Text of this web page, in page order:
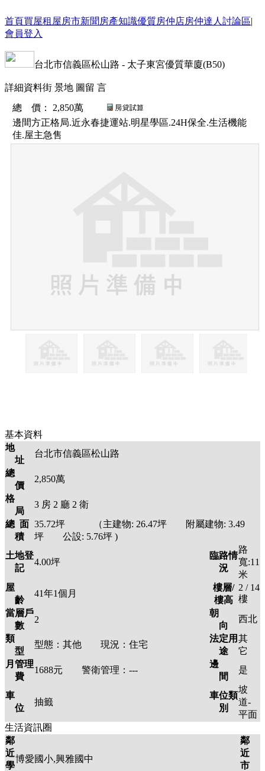
首頁買屋租屋房市新聞 房產知識優質房仲店房仲達人 討論區|
會員登入
台北市信義區松山路 - 太子東宮優質華廈(B50)
詳細資料街 景地 圖 留 言
總 價 ：
2,850萬
邊間方正格局.近永春捷運站.明星學區.24H保全.生活機能
佳.屋主急售
基本資料
地
址
台北市信義區松山路
總
價
2,850萬
格
局
3 房 2 廳 2 衛
總 面
積
35.72坪 （主建物: 26.47坪 附屬建物: 3.49
坪 公設: 5.76坪 )
土地登
記
4.00坪
臨路情
況
路
寬:11
米
屋
齡
41年1個月
樓層/
樓高
2 / 14
樓
當層戶
數
2
朝
向
西北
類
型
型態： 其他 現況： 住宅
法定用
途
其
它
月管理
費
1688元 警衛管理： ---
邊
間
是
車
位
抽籤
車位類
別
坡
道-
平面
生活資訊圈
鄰
近
學
博愛國小,興雅國中
鄰
近
市